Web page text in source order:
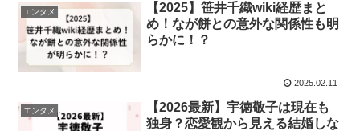
エンタメ
【2025】笹井千織wiki経歴まと
め！なが餅との意外な関係性も明
らかに！？
2025.02.11
エンタメ
【2026最新】宇徳敬子は現在も
独身？恋愛観から見える結婚しな